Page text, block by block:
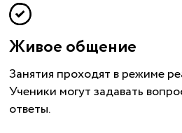
Живое общение
Занятия проходят в режиме
Ученики могут задавать
ответы.